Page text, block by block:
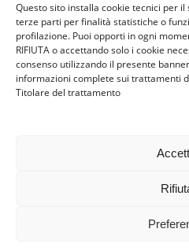
Questo sito installa cookie tecnici per
terze parti per finalità statistiche o
profilazione. Puoi opporti in ogni
RIFIUTA o accettando solo i cookie
consenso utilizzando il presente
informazioni complete sui trattamenti
Titolare del trattamento
Famiglie per